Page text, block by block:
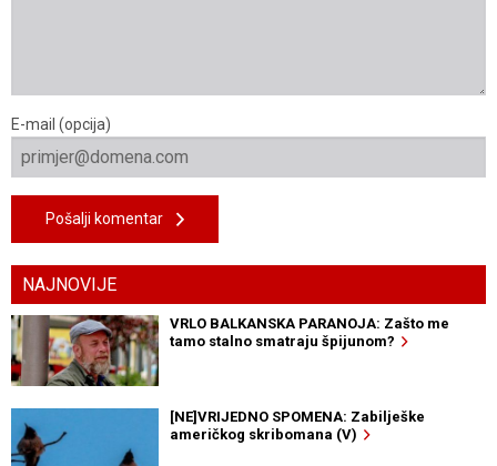
E-mail (opcija)
Pošalji komentar
NAJNOVIJE
VRLO BALKANSKA PARANOJA: Zašto me
tamo stalno smatraju špijunom?
[NE]VRIJEDNO SPOMENA: Zabilješke
američkog skribomana (V)